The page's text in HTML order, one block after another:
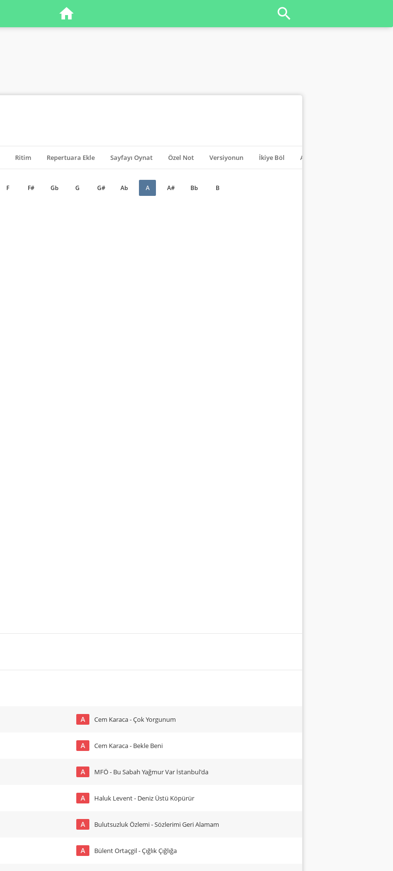
Ritim Repertuara Ekle Sayfayı Oynat Özel Not Versiyonun İkiye Böl Akorları Kapat
F F# Gb G G# Ab A A# Bb B
A Cem Karaca - Çok Yorgunum
A Cem Karaca - Bekle Beni
A MFÖ - Bu Sabah Yağmur Var İstanbul'da
A Haluk Levent - Deniz Üstü Köpürür
A Bulutsuzluk Özlemi - Sözlerimi Geri Alamam
A Bülent Ortaçgil - Çığlık Çığlığa